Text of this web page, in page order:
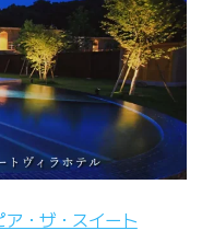
・ザ・スイート